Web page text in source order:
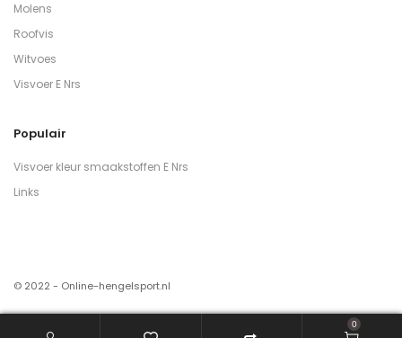
Molens
Roofvis
Witvoes
Visvoer E Nrs
Populair
Visvoer kleur smaakstoffen E Nrs
Links
© 2022 - Online-hengelsport.nl
0